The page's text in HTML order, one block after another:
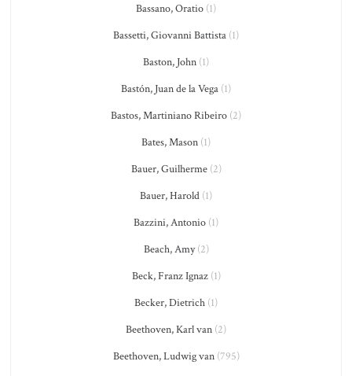
Bassano, Oratio (1)
Bassetti, Giovanni Battista (1)
Baston, John (1)
Bastón, Juan de la Vega (1)
Bastos, Martiniano Ribeiro (2)
Bates, Mason (1)
Bauer, Guilherme(2)
Bauer, Harold (1)
Bazzini, Antonio (1)
Beach, Amy(2)
Beck, Franz Ignaz(1)
Becker, Dietrich (1)
Beethoven, Karl van (2)
Beethoven, Ludwig van(795)